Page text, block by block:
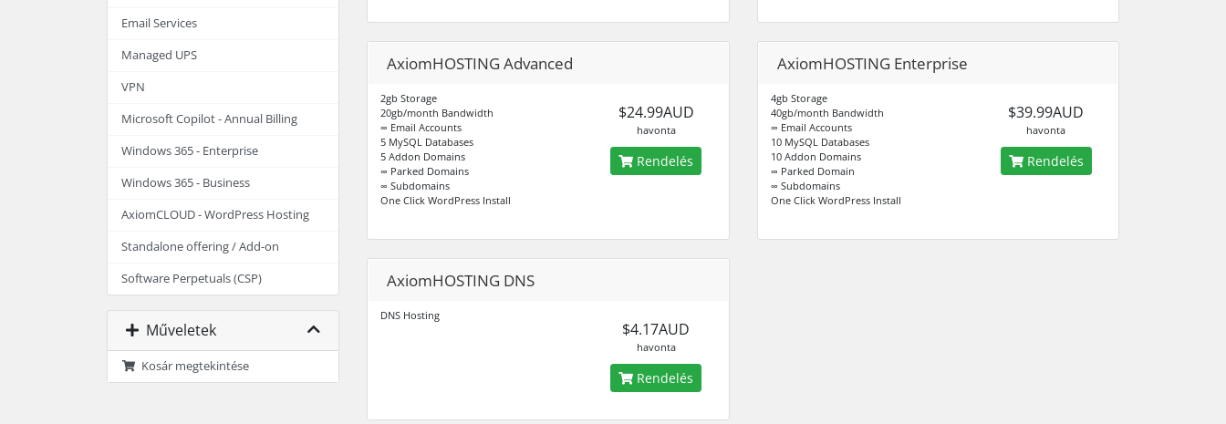
Email Services
Managed UPS
VPN
Microsoft Copilot - Annual Billing
Windows 365 - Enterprise
Windows 365 - Business
AxiomCLOUD - WordPress Hosting
Standalone offering / Add-on
Software Perpetuals (CSP)
Műveletek
Kosár megtekintése
AxiomHOSTING Advanced
2gb Storage
20gb/month Bandwidth
∞ Email Accounts
5 MySQL Databases
5 Addon Domains
∞ Parked Domains
∞ Subdomains
One Click WordPress Install
$24.99AUD
havonta
Rendelés
AxiomHOSTING Enterprise
4gb Storage
40gb/month Bandwidth
∞ Email Accounts
10 MySQL Databases
10 Addon Domains
∞ Parked Domain
∞ Subdomains
One Click WordPress Install
$39.99AUD
havonta
Rendelés
AxiomHOSTING DNS
DNS Hosting
$4.17AUD
havonta
Rendelés